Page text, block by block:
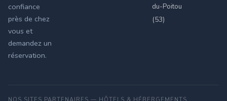
confiance
près de chez
vous et
demandez un
réservation.
du-Poitou
(53)